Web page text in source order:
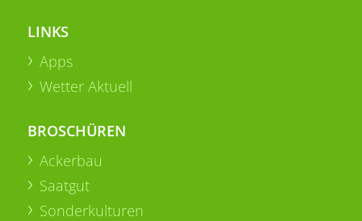
LINKS
Apps
Wetter Aktuell
BROSCHÜREN
Ackerbau
Saatgut
Sonderkulturen